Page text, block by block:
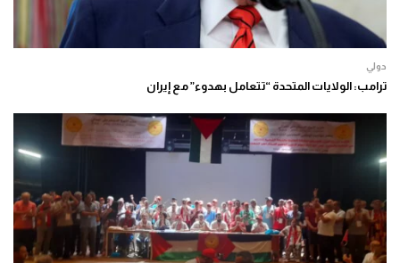
دولي
ترامب: الولايات المتحدة “تتعامل بهدوء” مع إيران